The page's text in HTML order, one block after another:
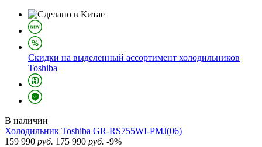
Скидки на выделенный ассортимент холодильников
Toshiba
В наличии
Холодильник Toshiba GR-RS755WI-PMJ(06)
159 990 руб. 175 990 руб. -9%